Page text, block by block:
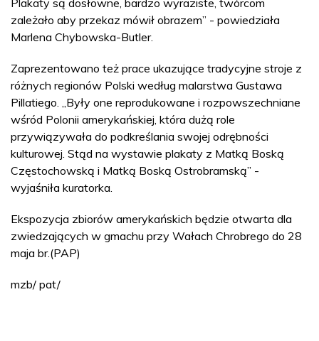
Plakaty są dosłowne, bardzo wyraziste, twórcom
zależało aby przekaz mówił obrazem” - powiedziała
Marlena Chybowska-Butler.
Zaprezentowano też prace ukazujące tradycyjne stroje z
różnych regionów Polski według malarstwa Gustawa
Pillatiego. „Były one reprodukowane i rozpowszechniane
wśród Polonii amerykańskiej, która dużą role
przywiązywała do podkreślania swojej odrębności
kulturowej. Stąd na wystawie plakaty z Matką Boską
Częstochowską i Matką Boską Ostrobramską” -
wyjaśniła kuratorka.
Ekspozycja zbiorów amerykańskich będzie otwarta dla
zwiedzających w gmachu przy Wałach Chrobrego do 28
maja br.(PAP)
mzb/ pat/